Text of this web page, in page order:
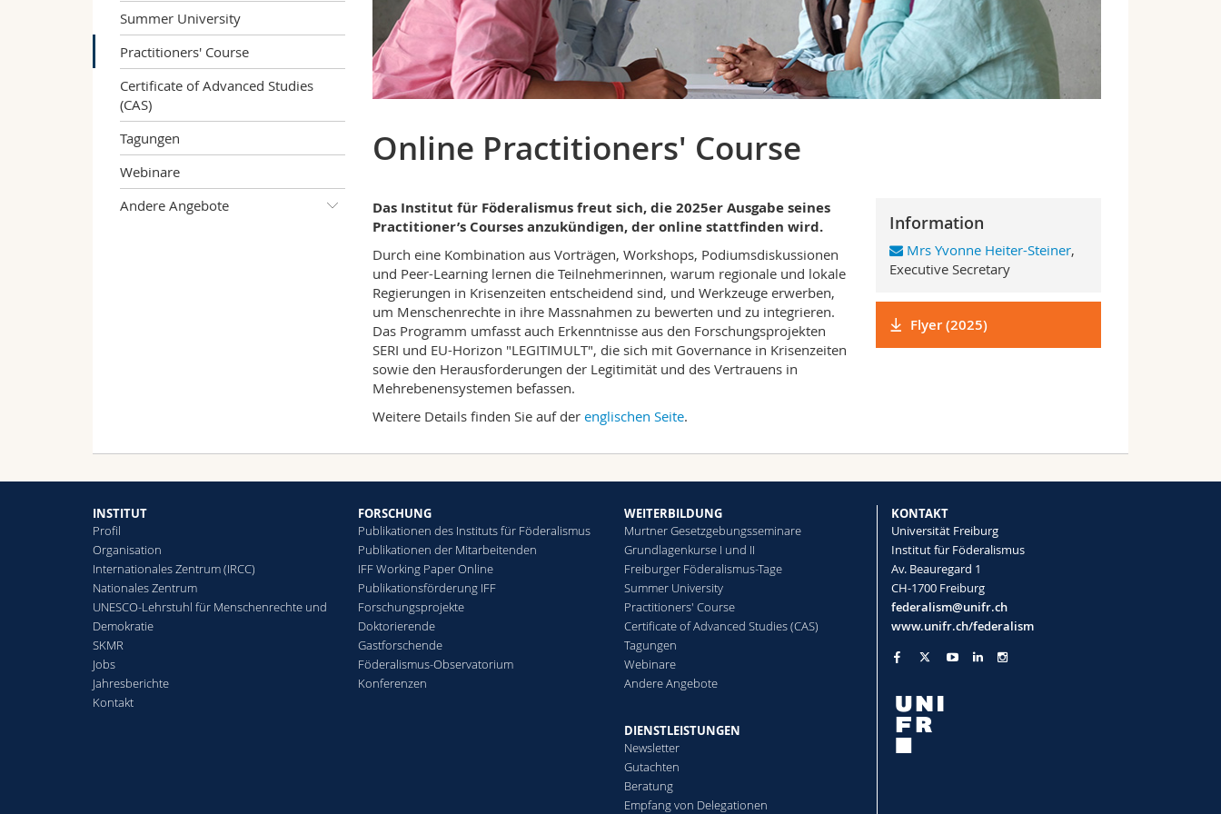
Summer University
Practitioners' Course
Certificate of Advanced Studies
(CAS)
Tagungen
Webinare
Andere Angebote
Online Practitioners' Course
Das Institut für Föderalismus freut sich, die 2025er Ausgabe seines
Practitioner’s Courses anzukündigen, der online stattfinden wird.
Durch eine Kombination aus Vorträgen, Workshops, Podiumsdiskussionen
und Peer-Learning lernen die Teilnehmerinnen, warum regionale und lokale
Regierungen in Krisenzeiten entscheidend sind, und Werkzeuge erwerben,
um Menschenrechte in ihre Massnahmen zu bewerten und zu integrieren.
Das Programm umfasst auch Erkenntnisse aus den Forschungsprojekten
SERI und EU-Horizon "LEGITIMULT", die sich mit Governance in Krisenzeiten
sowie den Herausforderungen der Legitimität und des Vertrauens in
Mehrebenensystemen befassen.
Weitere Details finden Sie auf der englischen Seite.
Information
Mrs Yvonne Heiter-Steiner,
Executive Secretary
Flyer (2025)
INSTITUT
Profil
Organisation
Internationales Zentrum (IRCC)
Nationales Zentrum
UNESCO-Lehrstuhl für Menschenrechte und
Demokratie
SKMR
Jobs
Jahresberichte
Kontakt
FORSCHUNG
Publikationen des Instituts für Föderalismus
Publikationen der Mitarbeitenden
IFF Working Paper Online
Publikationsförderung IFF
Forschungsprojekte
Doktorierende
Gastforschende
Föderalismus-Observatorium
Konferenzen
WEITERBILDUNG
Murtner Gesetzgebungsseminare
Grundlagenkurse I und II
Freiburger Föderalismus-Tage
Summer University
Practitioners' Course
Certificate of Advanced Studies (CAS)
Tagungen
Webinare
Andere Angebote
DIENSTLEISTUNGEN
Newsletter
Gutachten
Beratung
Empfang von Delegationen
KONTAKT
Universität Freiburg
Institut für Föderalismus
Av. Beauregard 1
CH-1700 Freiburg
federalism@unifr.ch
www.unifr.ch/federalism